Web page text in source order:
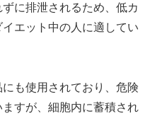
に排泄されるため、低カ
エット中の人に適してい
も使用されており、危険
すが、細胞内に蓄積され